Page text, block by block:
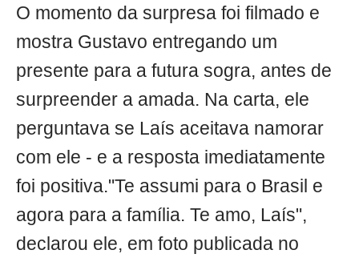
O momento da surpresa foi filmado e
mostra Gustavo entregando um
presente para a futura sogra, antes de
surpreender a amada. Na carta, ele
perguntava se Laís aceitava namorar
com ele - e a resposta imediatamente
foi positiva."Te assumi para o Brasil e
agora para a família. Te amo, Laís",
declarou ele, em foto publicada no